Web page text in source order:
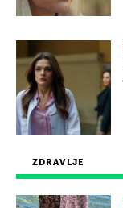
ZDRAVLJE